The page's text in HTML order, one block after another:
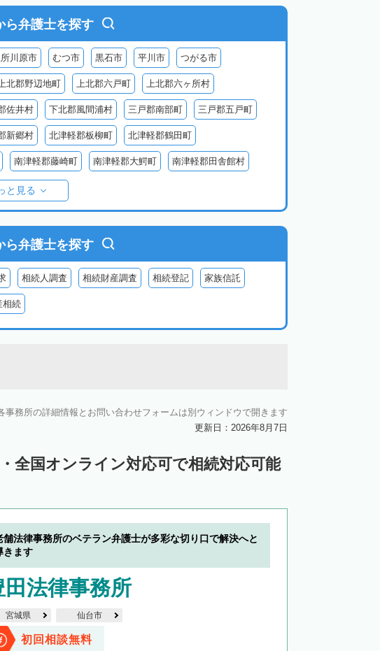
ら弁護士を探す
川原市 むつ市 黒石市 平川市 つがる市
北郡野辺地町 上北郡六戸町 上北郡六ヶ所村
佐井村 下北郡風間浦村 三戸郡南部町 三戸郡五戸町
新郷村 北津軽郡板柳町 北津軽郡鶴田町
南津軽郡藤崎町 南津軽郡大鰐町 南津軽郡田舎館村
東津軽郡今別町
と見る
ら弁護士を探す
相続人調査 相続財産調査 相続登記 家族信託
相続
事務所の詳細情報とお問い合わせフォームは別ウィンドウで開きます
更新日：2026年8月7日
全国オンライン対応可で相続対応可能
舗法律事務所のベテラン弁護士が多彩な切り口で解決へと
きます
田法律事務所
宮城県 仙台市
初回相談無料